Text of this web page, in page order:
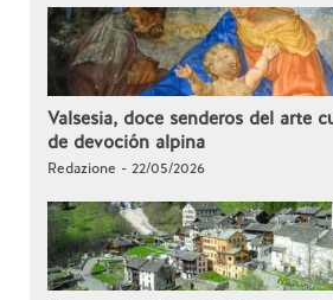
Valsesia, doce senderos del arte
de devoción alpina
Redazione - 22/05/2026